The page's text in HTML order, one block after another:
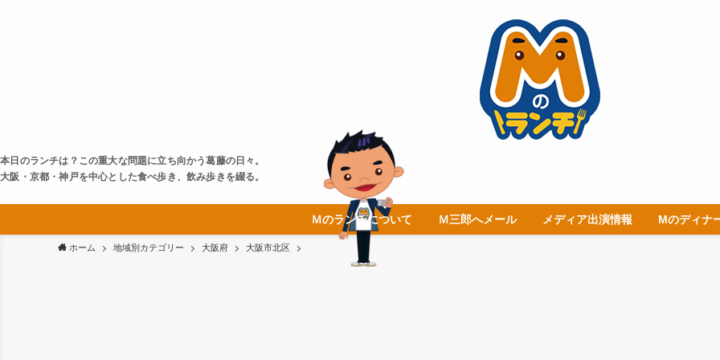
本日のランチは？この重大な問題に立ち向かう葛藤の日々。
大阪・京都・神戸を中心とした食べ歩き、飲み歩きを綴る。
Ｍのランチについて Ｍ三郎へメール メディア出演情報 Mのディナ
ホーム 地域別カテゴリー 大阪府 大阪市北区